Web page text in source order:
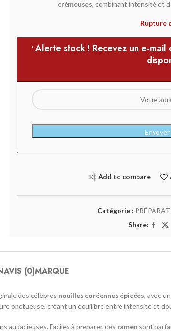
crémeuses, combinant intensité et
Rupture
• Alerte stock ! Recevez un e-
Envoyer
Add to compare
Catégorie :
Share:
AVIS (0)MARQUE
des célèbres nouilles coréennes épicées, avec
onctueuse, créant un équilibre entre intensité et
audacieuses. Faciles à préparer, ces ramen sont